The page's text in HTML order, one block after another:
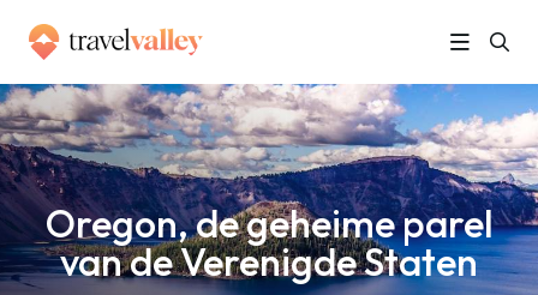
Home » Oregon, de geheime parel van de Verenigde Staten
Oregon, de geheime parel
van de Verenigde Staten